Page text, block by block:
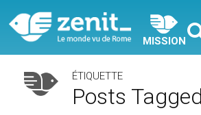
MISSION
ÉTIQUETTE
Posts Tagged